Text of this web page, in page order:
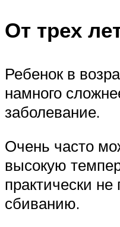
От трех
Ребенок в
намного
заболевание.
Очень часто
высокую
практически не
сбиванию.